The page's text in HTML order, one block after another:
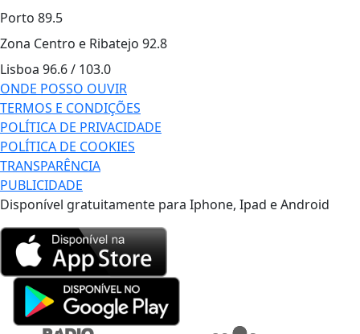
Porto 89.5
Zona Centro e Ribatejo 92.8
Lisboa 96.6 / 103.0
ONDE POSSO OUVIR
TERMOS E CONDIÇÕES
POLÍTICA DE PRIVACIDADE
POLÍTICA DE COOKIES
TRANSPARÊNCIA
PUBLICIDADE
Disponível gratuitamente para Iphone, Ipad e Android